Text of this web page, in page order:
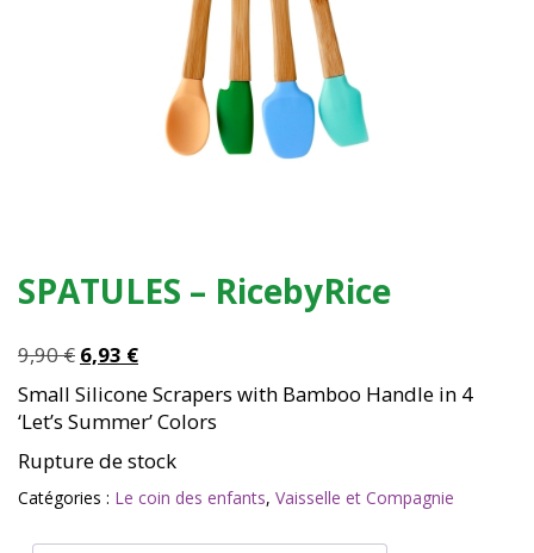
SPATULES – RicebyRice
9,90€ Le
prix
initial
était :
9,90 €.
6,93 €Le
prix
actuel
est :
6,93 €.
Small Silicone Scrapers with Bamboo Handle in 4
‘Let’s Summer’ Colors
Rupture de stock
Catégories : Le coin des enfants, Vaisselle et Compagnie